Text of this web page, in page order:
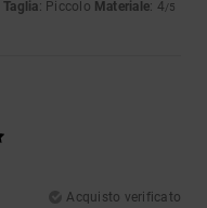
Taglia: Piccolo Materiale: 4/5
Acquisto verificato